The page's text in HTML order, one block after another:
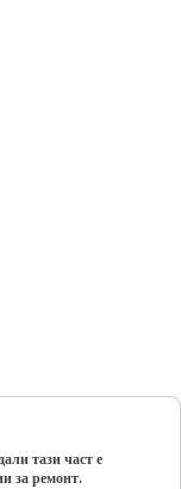
тази част е
за ремонт.